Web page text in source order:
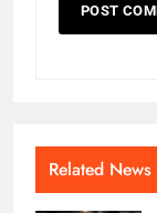
Related News